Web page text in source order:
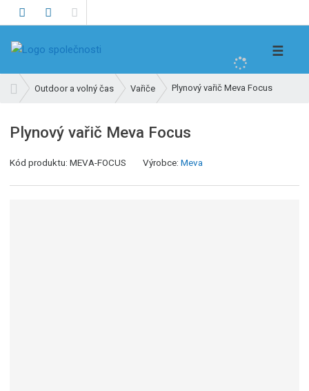
d
t
☰
v
d
í
Outdoor a volný čas Vařiče Plynový vařič Meva Focus
Plynový vařič Meva Focus
Kód produktu:MEVA-FOCUS Výrobce:Meva